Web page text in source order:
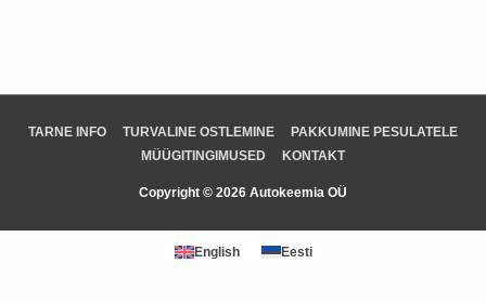
TARNE INFO TURVALINE OSTLEMINE
PAKKUMINE PESULATELE
MÜÜGITINGIMUSED
KONTAKT
Copyright © 2026 Autokeemia OÜ
English Eesti